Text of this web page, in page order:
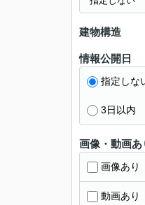
建物構造
情報公開日
指定しな
3日以内
画像・動画あ
画像あり
動画あり